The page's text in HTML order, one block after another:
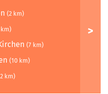
(2 km)
(7 km)
(10 km)
km)